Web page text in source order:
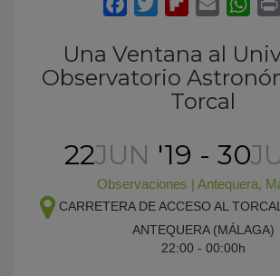
Una Ventana al
Observatorio
Torcal
22JUN '19 - 30
Observaciones | Antequera,
CARRETERA DE ACCESO AL
ANTEQUERA (MÁLAGA)
22:00 - 00:00h